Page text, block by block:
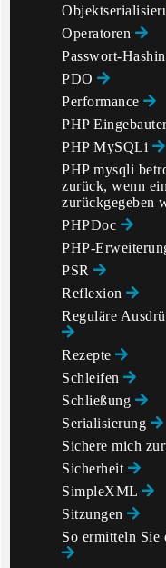
Operatoren
Passwort-
PDO
Performance
PHP
PHP MySQLi
PHP mysqli
zurück, wenn
zurückgegeben
PHPDoc
PHP-
PSR
Reflexion
Reguläre
Rezepte
Schleifen
Schließung
Serialisierung
Sichere mich
Sicherheit
SimpleXML
Sitzungen
So ermitteln Sie